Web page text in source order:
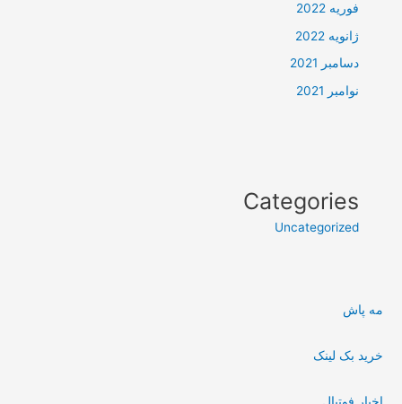
فوریه 2022
ژانویه 2022
دسامبر 2021
نوامبر 2021
Categories
Uncategorized
مه پاش
خرید بک لینک